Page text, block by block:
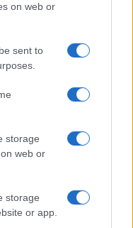
on web or
sent to
storage
web or
storage
or app.
zárul az
is.
célja a kvartett
csatlakozott. A lemez
meg, és november
több csomagból
előrendelése